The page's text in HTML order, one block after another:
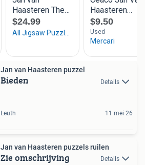
Jan van Haasteren puzzel
Bieden Details
Leuth 11 mei 26
Jan van Haasteren puzzels ruilen
Zie omschrijving Details